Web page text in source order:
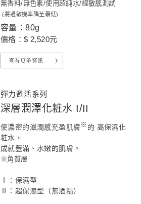
無香料/無色素/使用超純水/經敏感測試
(將過敏機率降至最低)
容量：80g
價格：$ 2,520元
查看更多資訊
彈力甦活系列
深層潤澤化粧水 I/II
使濃密的滋潤感充盈肌膚 ※ 的 高保濕化
粧水，
成就豐滿、水嫩的肌膚。
※角質層
Ⅰ：保濕型
Ⅱ：超保濕型（無酒精）